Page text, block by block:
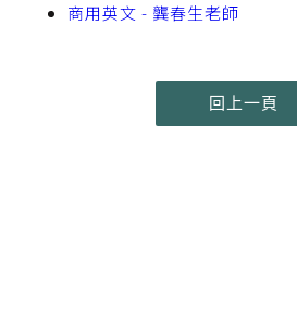
商用英文 - 龔春生老師